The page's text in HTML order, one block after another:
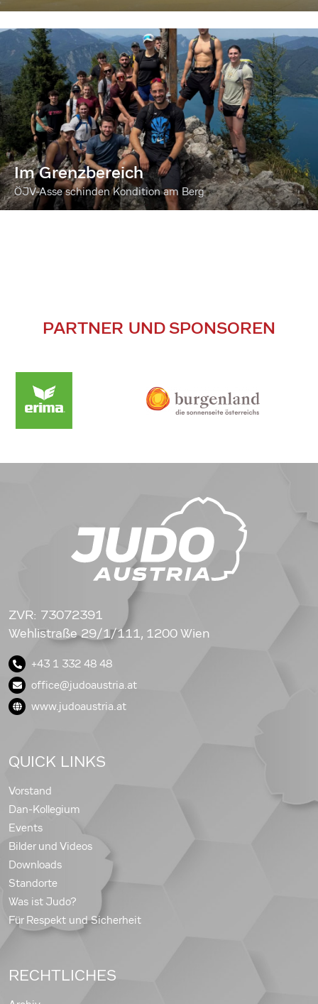
Im Grenzbereich
ÖJV-Asse schinden Kondition am Berg
PARTNER UND SPONSOREN
ZVR: 73072391
Wehlistraße 29/1/111, 1200 Wien
+43 1 332 48 48
office@judoaustria.at
www.judoaustria.at
QUICK LINKS
Vorstand
Dan-Kollegium
Events
Bilder und Videos
Downloads
Standorte
Was ist Judo?
Für Respekt und Sicherheit
RECHTLICHES